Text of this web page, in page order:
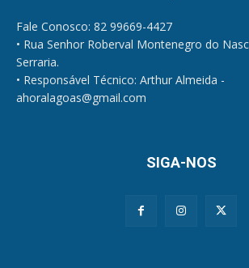
Fale Conosco: 82 99669-4427
• Rua Senhor Roberval Montenegro do
Serraria.
• Responsável Técnico: Arthur Almeida -
ahoralagoas@gmail.com
SIGA-NOS